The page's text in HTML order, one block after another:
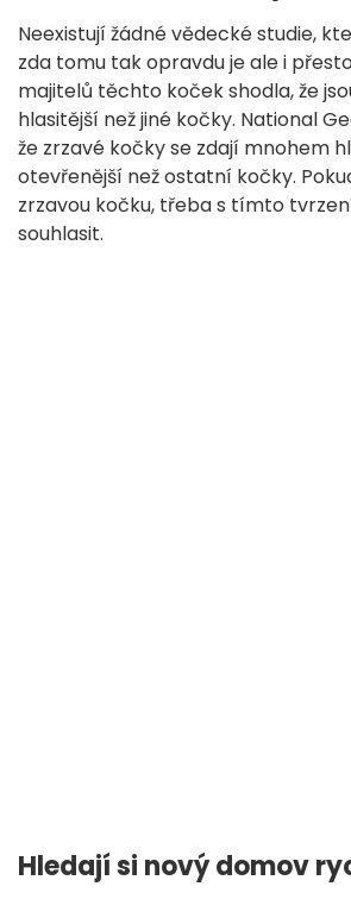
Neexistují žádné vědecké studie,
zda tomu tak opravdu je ale i
majitelů těchto koček shodla, že
hlasitější než jiné kočky. National
že zrzavé kočky se zdají mnohem
otevřenější než ostatní kočky.
zrzavou kočku, třeba s tímto
souhlasit.
Hledají si nový domov